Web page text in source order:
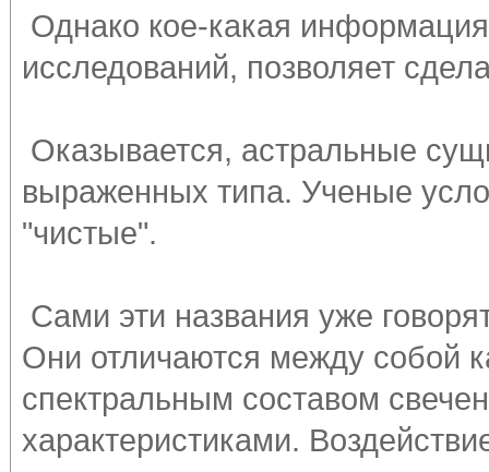
Однако кое-какая
исследований, позволяет
Оказывается, астральные
выраженных типа. Ученые
"чистые".
Сами эти названия уже
Они отличаются между собой
спектральным составом
характеристиками.